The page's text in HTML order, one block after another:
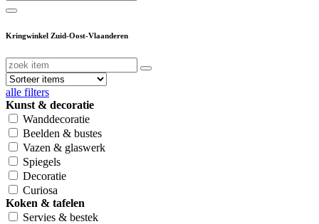
Kringwinkel Zuid-Oost-Vlaanderen
alle filters
Kunst & decoratie
Wanddecoratie
Beelden & bustes
Vazen & glaswerk
Spiegels
Decoratie
Curiosa
Koken & tafelen
Servies & bestek